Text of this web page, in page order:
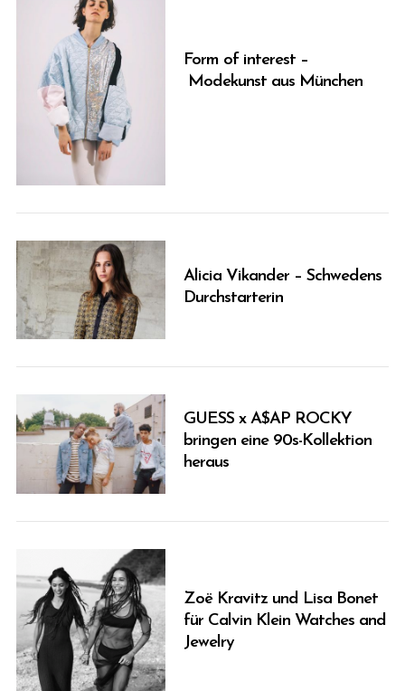
Form of interest –
Modekunst aus München
Alicia Vikander – Schwedens
Durchstarterin
GUESS x A$AP ROCKY
bringen eine 90s-Kollektion
heraus
Zoë Kravitz und Lisa Bonet
für Calvin Klein Watches and
Jewelry